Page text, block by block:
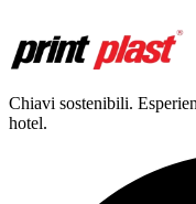
Chiavi sostenibili.
hotel.